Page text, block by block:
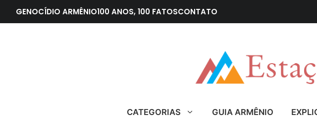
para
GENOCÍDIO ARMÊNIO100 ANOS, 100 FATOSCONTATO
CATEGORIAS GUIA ARMÊNIO